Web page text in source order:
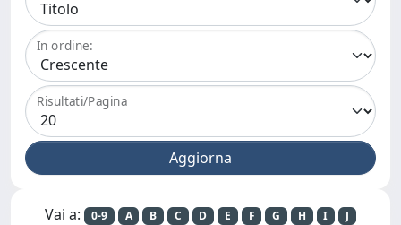
In ordine:
Risultati/Pagina
Vai a: 0-9 A B C D E F G H I
J